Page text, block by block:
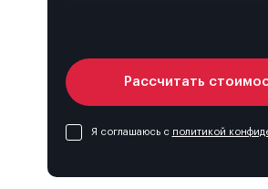
Рассчитать
Я соглашаюсь с политикой